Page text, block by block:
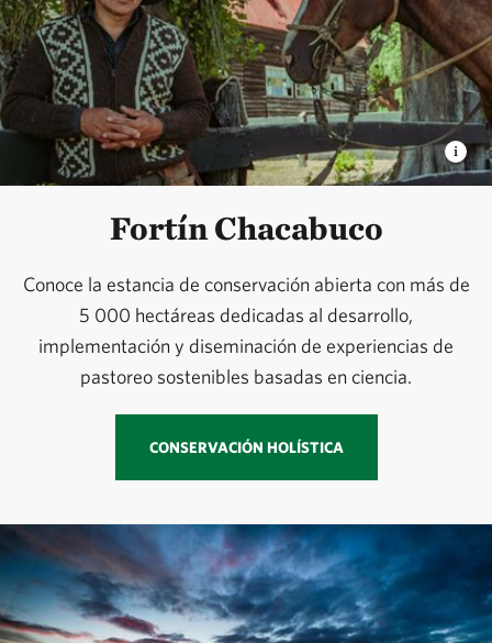
Fortín Chacabuco
Conoce la estancia de conservación abierta con más de
5 000 hectáreas dedicadas al desarrollo,
implementación y diseminación de experiencias de
pastoreo sostenibles basadas en ciencia.
CONSERVACIÓN HOLÍSTICA